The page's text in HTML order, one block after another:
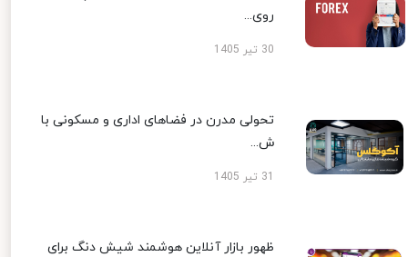
روی...
30 تیر 1405
تحولی مدرن در فضاهای اداری و مسکونی با
ش...
ظهور بازار آنلاین هوشمند شیش دنگ برای